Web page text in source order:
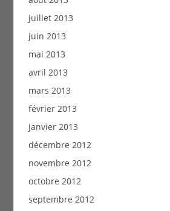
juillet 2013
juin 2013
mai 2013
avril 2013
mars 2013
février 2013
janvier 2013
décembre 2012
novembre 2012
octobre 2012
septembre 2012